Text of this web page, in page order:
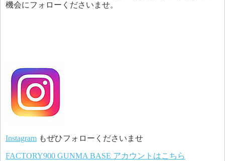
機会にフォローくださいませ。
Instagram もぜひフォローくださいませ
FACTORY900 GUNMA BASE アカウントはこちら